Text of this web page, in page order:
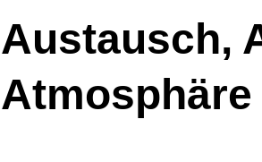
Austausch,
Atmosphäre